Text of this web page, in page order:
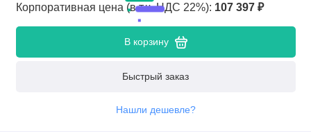
Корпоративная цена (в т.ч. НДС 22%): 107 397 ₽
В корзину
Быстрый заказ
Нашли дешевле?